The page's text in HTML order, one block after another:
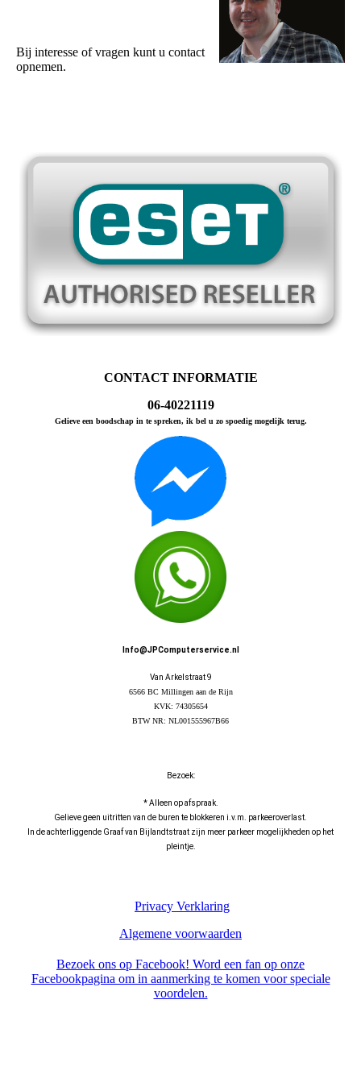
Bij interesse of vragen kunt u contact
opnemen.
CONTACT INFORMATIE
06-40221119
Gelieve een boodschap in te spreken, ik bel u zo spoedig mogelijk terug.
Info@JPComputerservice.nl
Van Arkelstraat 9
6566 BC Millingen aan de Rijn
KVK: 74305654
BTW NR: NL001555967B66
Bezoek:
* Alleen op afspraak.
Gelieve geen uitritten van de buren te blokkeren i.v.m. parkeeroverlast.
In de achterliggende Graaf van Bijlandtstraat zijn meer parkeer mogelijkheden op het
pleintje.
Privacy Verklaring
Algemene voorwaarden
Bezoek ons op Facebook! Word een fan op onze
Facebookpagina om in aanmerking te komen voor speciale
voordelen.